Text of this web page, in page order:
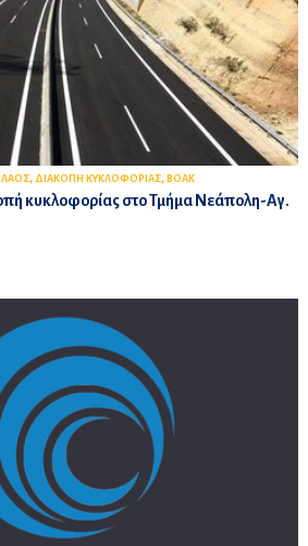
, ΔΙΑΚΟΠΗ ΚΥΚΛΟΦΟΡΙΑΣ, BOAK
κυκλοφορίας στο Τμήμα Νεάπολη-Αγ.